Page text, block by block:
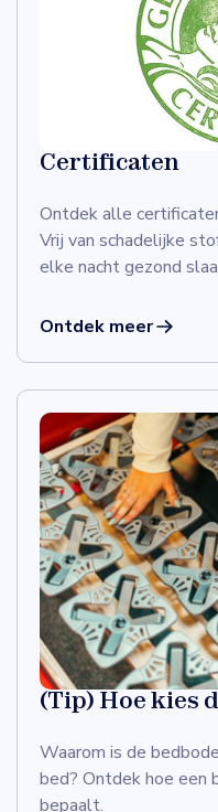
Met 50 jaar
jou het beste
duurder. Wij zijn
we de oplossing
Certificaten
Ontdek alle
Vrij van schadelijke
elke nacht gezond
Ontdek meer
(Tip) Hoe kies
Waarom is de
bed? Ontdek hoe een
bepaalt.